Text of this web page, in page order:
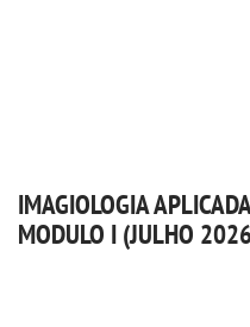
IMAGIOLOGIA
MODULO I (JULHO